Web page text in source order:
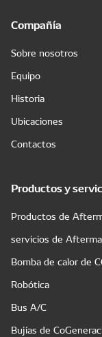
Compañía
Sobre nosotros
Equipo
Historia
Ubicaciones
Contactos
Productos y
Productos de
servicios de
Bomba de calor de
Robótica
Bus A/C
Bujías de